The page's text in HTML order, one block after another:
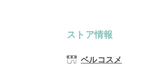
ストア情報
ベルコスメ